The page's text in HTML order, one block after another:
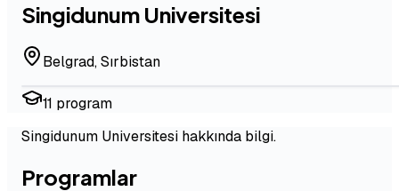
Singidunum Universitesi
Belgrad,Sırbistan
11 program
Singidunum Universitesi hakkında bilgi.
Programlar